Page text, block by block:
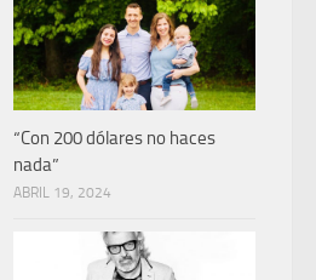
“Con 200 dólares no haces
nada”
ABRIL 19, 2024